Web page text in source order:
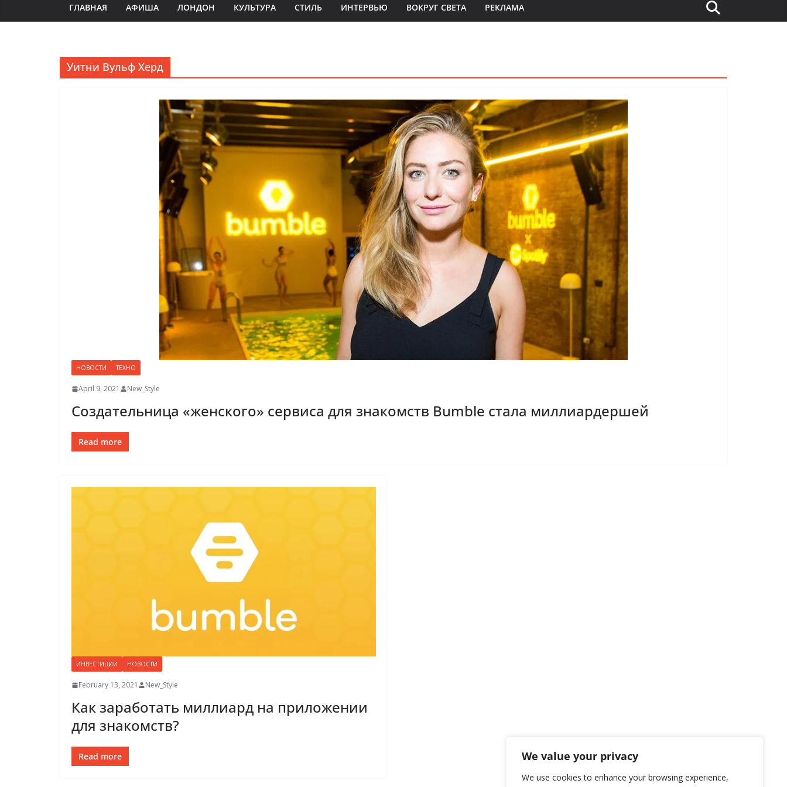
We value your privacy
We use cookies to enhance your browsing experience,
ГЛАВНАЯ АФИША ЛОНДОН КУЛЬТУРА СТИЛЬ ИНТЕРВЬЮ ВОКРУГ СВЕТА РЕКЛАМА
Уитни Вульф Херд
НОВОСТИ ТЕХНО
April 9, 2021 New_Style
Создательница «женского» сервиса для знакомств Bumble стала миллиардершей
Read more
ИНВЕСТИЦИИ НОВОСТИ
February 13, 2021 New_Style
Как заработать миллиард на приложении
для знакомств?
Read more